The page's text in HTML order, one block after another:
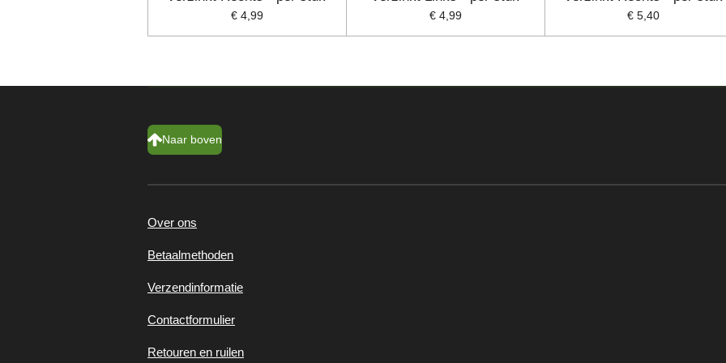
€ 4,99 € 4,99 € 5,40
Naar boven
Over ons
Betaalmethoden
Verzendinformatie
Contactformulier
Retouren en ruilen